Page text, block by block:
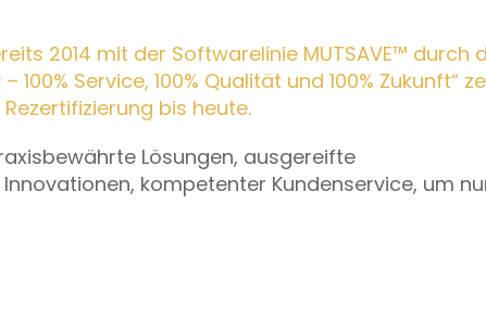
2014 mit der Softwarelinie MUTSAVE™ durch
Service, 100% Qualität und 100% Zukunft“
bis heute.
Lösungen, ausgereifte
kompetenter Kundenservice, um